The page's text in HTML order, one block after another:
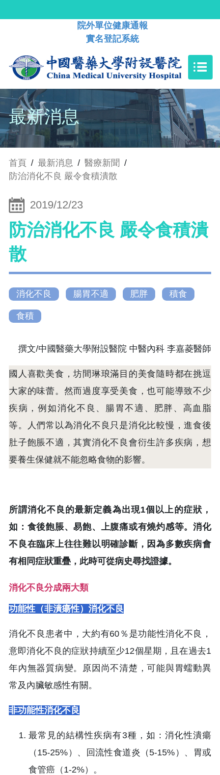
院外單位健康通報
實名登記系統
最新消息
首頁 / 最新消息 / 醫療新聞 /
防治消化不良 嚴令食積潰散
2019/12/23
防治消化不良 嚴令食積潰
散
消化不良 腸胃不適 肥胖 積食
食積
撰文/中國醫藥大學附設醫院 中醫內科 李嘉菱醫師
國人喜歡美食，坊間琳琅滿目的美食隨時都在挑逗
大家的味蕾。然而過度享受美食，也可能導致不少
疾病，例如消化不良、腸胃不適、肥胖、高血脂
等。人們常以為消化不良只是消化比較慢，進食後
肚子飽脹不適，其實消化不良會衍生許多疾病，想
要養生保健就不能忽略食物的影響。
所謂消化不良的最新定義為出現1個以上的症狀，
如：食後飽脹、易飽、上腹痛或有燒灼感等。消化
不良在臨床上往往難以明確診斷，因為多數疾病會
有相同症狀重疊，此時可從病史尋找證據。
消化不良分成兩大類
功能性（非潰瘍性）消化不良
消化不良患者中，大約有60％是功能性消化不良，
意即消化不良的症狀持續至少12個星期，且在過去1
年內無器質病變。原因尚不清楚，可能與胃蠕動異
常及內臟敏感性有關。
非功能性消化不良
最常見的結構性疾病有3種，如：消化性潰瘍
（15-25%）、回流性食道炎（5-15%）、胃或
食管癌（1-2%）。